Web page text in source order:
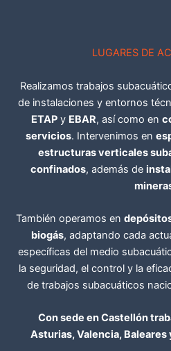
LUGARES DE
Realizamos trabajos
de instalaciones y entornos
ETAPy EBAR, así como en
servicios. Intervenimos en
estructuras verticales
confinados, además de
También operamos en
biogás, adaptando cada
específicas del medio
la seguridad, el control y la
de trabajos subacuáticos
Con sede en Castellón
Asturias, Valencia,